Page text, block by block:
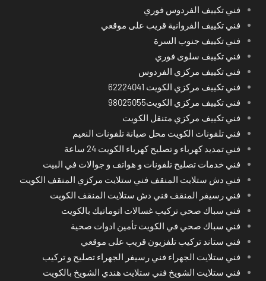
فني تكييف الفردوس فوري
فني تكييف الفروانية قريب على موقعي
فني تكييف جنوب السرة
فني تكييف سلوى فوري
فني تكييف مركزي الفردوس
فني تكييف مركزي الكويت 62224041
فني تكييف مركزي الكويت98025055
فني تكييف مركزي متنقل الكويت
فني تلفونات الكويت محل صيانة تلفونات النعيم
فني تمديد كهرباء و تصليح كهرباء الكويت 24 ساعة
فني خدمات تصليح تلفونات و هواتف و جوالات في البيت
فني دش ستلايت المنقف فني ستلايت مركزي المنقف الكويت
فني رسيفر المنقف فني دش ستلايت المنقف الكويت
فني سباك صحي تركيب غسالات اتوماتيك بالكويت
فني سباك صحي في الكويت تأمين ادوات صحية
فني ستاند تركيب تلفزيون قريب على موقعي
فني ستلايت الجهراء فني رسيفر الجهراء تصليح و تركيب
فني ستلايت الشويخ فني ستلايت هندي الشويخ بالكويت